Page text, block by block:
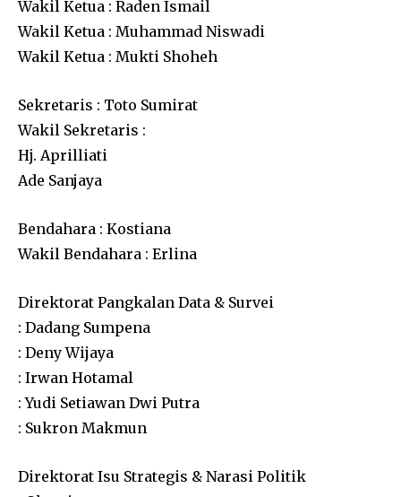
Wakil Ketua : Raden Ismail
Wakil Ketua : Muhammad Niswadi
Wakil Ketua : Mukti Shoheh
Sekretaris : Toto Sumirat
Wakil Sekretaris :
Hj. Aprilliati
Ade Sanjaya
Bendahara : Kostiana
Wakil Bendahara : Erlina
Direktorat Pangkalan Data & Survei
: Dadang Sumpena
: Deny Wijaya
: Irwan Hotamal
: Yudi Setiawan Dwi Putra
: Sukron Makmun
Direktorat Isu Strategis & Narasi Politik